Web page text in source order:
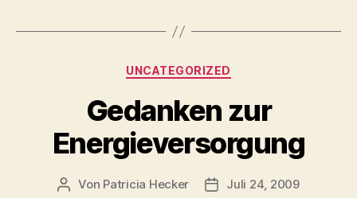
Kategorien
UNCATEGORIZED
Gedanken zur
Energieversorgung
Beitragsautor
Von Patricia Hecker Beitragsdatum
Juli 24, 2009